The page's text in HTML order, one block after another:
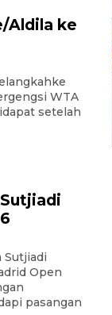
Aldila ke
WTA
setelah
Sutjiadi
Open
pasangan